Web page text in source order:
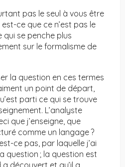
pas le seul à vous être
ce que ce n’est pas le
se penche plus
sur le formalisme de
la question en ces termes
un point de départ,
parti ce qui se trouve
L’analyste
que j’enseigne, que
comme un langage ?
ce pas, par laquelle j’ai
question ; la question est